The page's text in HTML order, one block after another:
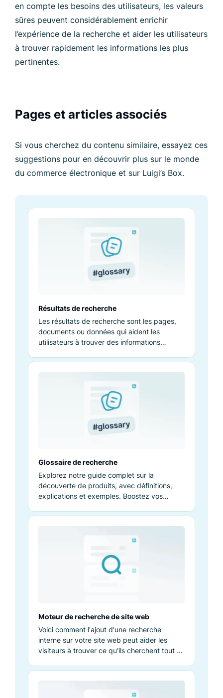
en compte les besoins des utilisateurs, les valeurs
sûres peuvent considérablement enrichir
l’expérience de la recherche et aider les utilisateurs
à trouver rapidement les informations les plus
pertinentes.
Pages et articles associés
Si vous cherchez du contenu similaire, essayez ces
suggestions pour en découvrir plus sur le monde
du commerce électronique et sur Luigi’s Box.
Résultats de recherche
Les résultats de recherche sont les pages,
documents ou données qui aident les
utilisateurs à trouver des informations
Glossaire de recherche
Explorez notre guide complet sur la
découverte de produits, avec définitions,
explications et exemples. Boostez vos
Moteur de recherche de site web
Voici comment l'ajout d'une recherche
interne sur votre site web peut aider les
visiteurs à trouver ce qu'ils cherchent tout en